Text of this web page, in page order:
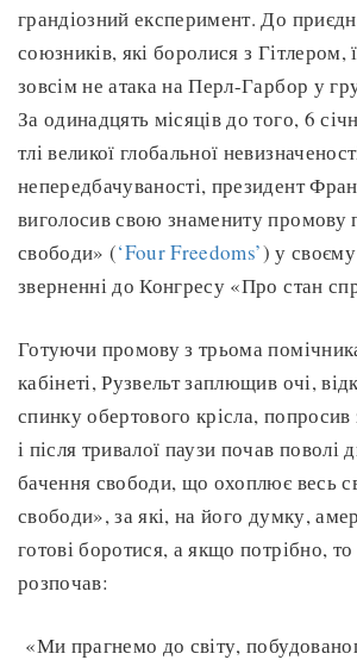
грандіозний експеримент. До
союзників, які боролися з Гітлером,
зовсім не атака на Перл-Гарбор у
За одинадцять місяців до того, 6
тлі великої глобальної
непередбачуваності, президент
виголосив свою знамениту промову
свободи» (‘Four Freedoms’) у
зверненні до Конгресу «Про стан
Готуючи промову з трьома
кабінеті, Рузвельт заплющив очі,
спинку обертового крісла,
і після тривалої паузи почав поволі
бачення свободи, що охоплює весь
свободи», за які, на його думку,
готові боротися, а якщо потрібно,
розпочав:
«Ми прагнемо до світу,